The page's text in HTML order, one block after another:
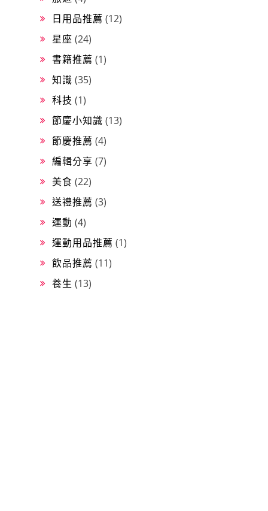
日用品推薦 (12)
星座 (24)
書籍推薦 (1)
知識 (35)
科技 (1)
節慶小知識 (13)
節慶推薦 (4)
編輯分享 (7)
美食 (22)
送禮推薦 (3)
運動 (4)
運動用品推薦 (1)
飲品推薦 (11)
養生 (13)